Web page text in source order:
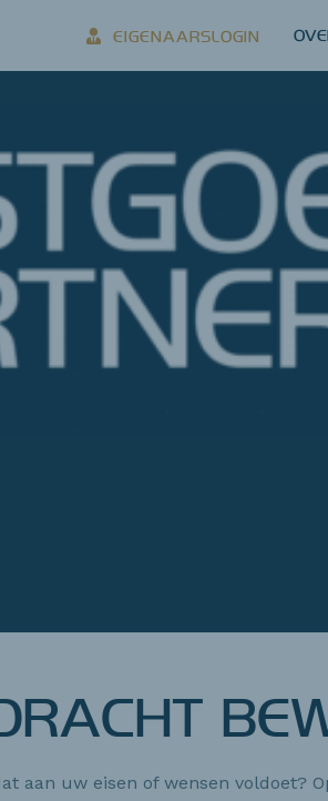
EIGENAARSLOGIN
aan uw eisen of wensen voldoet?